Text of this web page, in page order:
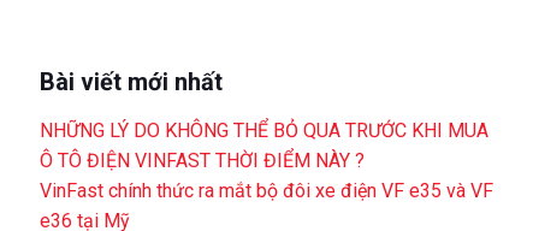
Bài viết mới nhất
NHỮNG LÝ DO KHÔNG THỂ BỎ QUA TRƯỚC KHI MUA
Ô TÔ ĐIỆN VINFAST THỜI ĐIỂM NÀY ?
VinFast chính thức ra mắt bộ đôi xe điện VF e35 và VF
e36 tại Mỹ